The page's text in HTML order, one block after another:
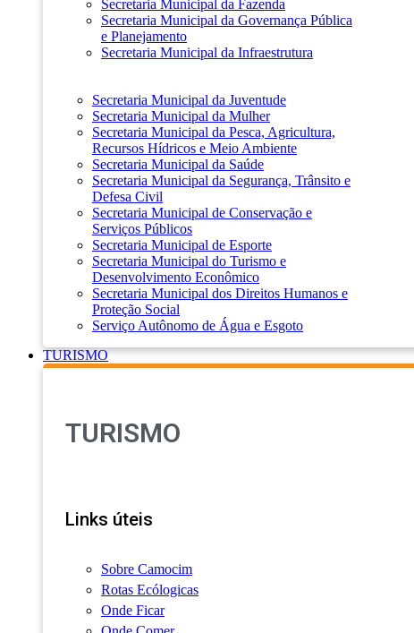
Secretaria Municipal da Fazenda
Secretaria Municipal da Governança Pública
e Planejamento
Secretaria Municipal da Infraestrutura
Secretaria Municipal da Juventude
Secretaria Municipal da Mulher
Secretaria Municipal da Pesca, Agricultura,
Recursos Hídricos e Meio Ambiente
Secretaria Municipal da Saúde
Secretaria Municipal da Segurança, Trânsito e
Defesa Civil
Secretaria Municipal de Conservação e
Serviços Públicos
Secretaria Municipal de Esporte
Secretaria Municipal do Turismo e
Desenvolvimento Econômico
Secretaria Municipal dos Direitos Humanos e
Proteção Social
Serviço Autônomo de Água e Esgoto
TURISMO
TURISMO
Links úteis
Sobre Camocim
Rotas Ecólogicas
Onde Ficar